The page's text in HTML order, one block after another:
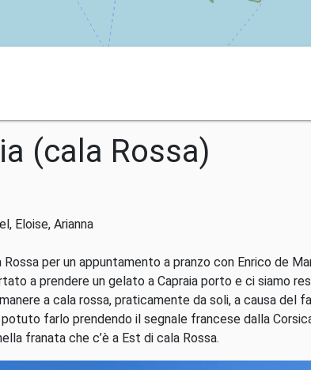
(cala Rossa)
Eloise, Arianna
per un appuntamento a pranzo con Enrico de
a prendere un gelato a Capraia porto e ci siamo
a cala rossa, praticamente da soli, a causa
farlo prendendo il segnale francese dalla
franata che c’è a Est di cala Rossa.